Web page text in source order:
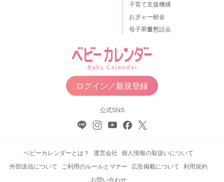
子育て支援機構
おぎゃー献金
母子栄養懇話会
ログイン／新規登録
公式SNS
ベビーカレンダーとは？ 運営会社
個人情報の取扱いについて
外部送信について
ご利用のルールとマナー 広告掲載について
利用規約
お問い合わせ